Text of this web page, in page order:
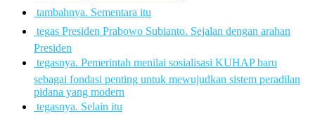
 tambahnya. Sementara itu
 tegas Presiden Prabowo Subianto. Sejalan dengan arahan
Presiden
 tegasnya. Pemerintah menilai sosialisasi KUHAP baru
sebagai fondasi penting untuk mewujudkan sistem peradilan
pidana yang modern
 tegasnya. Selain itu